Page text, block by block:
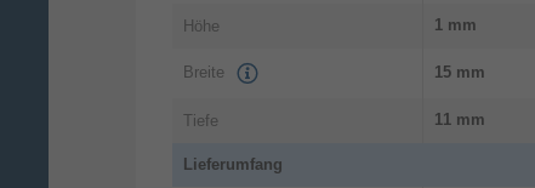
Höhe 1 mm
Breite 15 mm
Tiefe 11 mm
Lieferumfang